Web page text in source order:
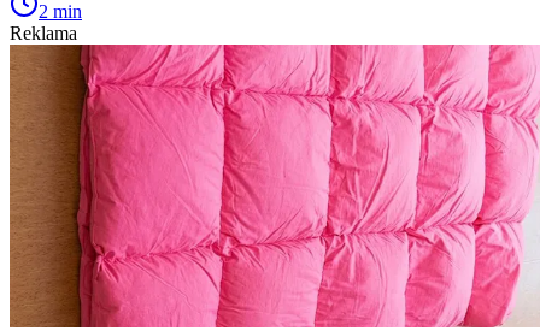
2 min
Reklama